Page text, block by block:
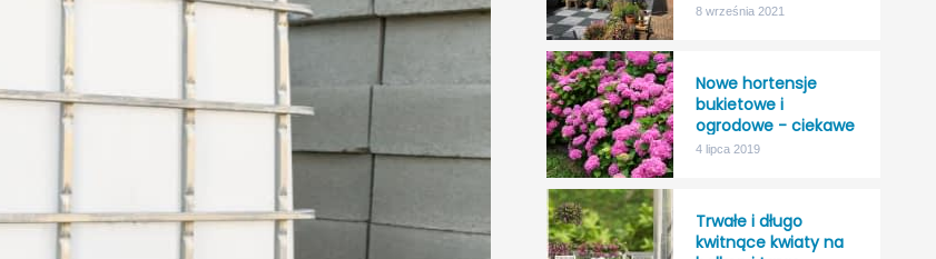
8 września 2021
Nowe hortensje
bukietowe i
ogrodowe - ciekawe
kolory, większa
4 lipca 2019
Trwałe i długo
kwitnące kwiaty na